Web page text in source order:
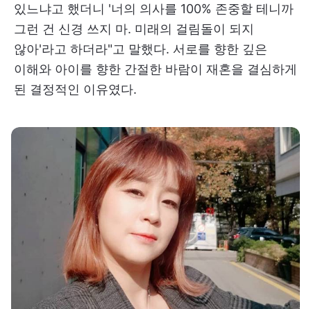
있느냐고 했더니 '너의 의사를 100% 존중할 테니까
그런 건 신경 쓰지 마. 미래의 걸림돌이 되지
않아'라고 하더라"고 말했다. 서로를 향한 깊은
이해와 아이를 향한 간절한 바람이 재혼을 결심하게
된 결정적인 이유였다.